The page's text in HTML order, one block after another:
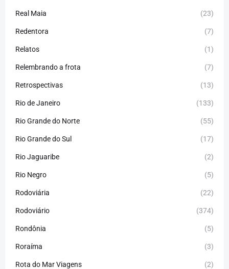
Real Maia (23)
Redentora (7)
Relatos (1)
Relembrando a frota (7)
Retrospectivas (13)
Rio de Janeiro (133)
Rio Grande do Norte (55)
Rio Grande do Sul (17)
Rio Jaguaribe (2)
Rio Negro (5)
Rodoviária (22)
Rodoviário (374)
Rondônia (5)
Roraíma (3)
Rota do Mar Viagens (2)